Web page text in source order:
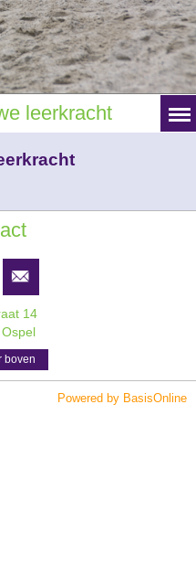
leerkracht
14
boven
Powered by BasisOnline